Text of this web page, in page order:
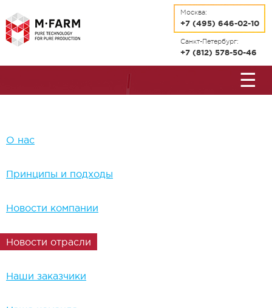
Москва:
+7 (495) 646-02-10
Санкт-Петербург:
+7 (812) 578-50-46
☰
О нас
Принципы и подходы
Новости компании
Новости отрасли
Наши заказчики